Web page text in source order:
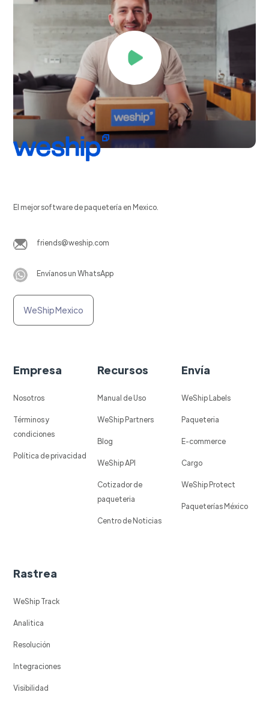
El mejor software de paquetería en Mexico.
friends@weship.com
Envíanos un WhatsApp
WeShip Mexico
Empresa
Nosotros
Términos y
condiciones
Política de privacidad
Recursos
Manual de Uso
WeShip Partners
Blog
WeShip API
Cotizador de
paqueteria
Centro de Noticias
Envía
WeShip Labels
Paqueteria
E-commerce
Cargo
WeShip Protect
Paqueterías México
Rastrea
WeShip Track
Analitica
Resolución
Integraciones
Visibilidad